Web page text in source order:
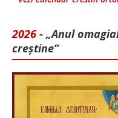
2026 - „Anul
creștine”